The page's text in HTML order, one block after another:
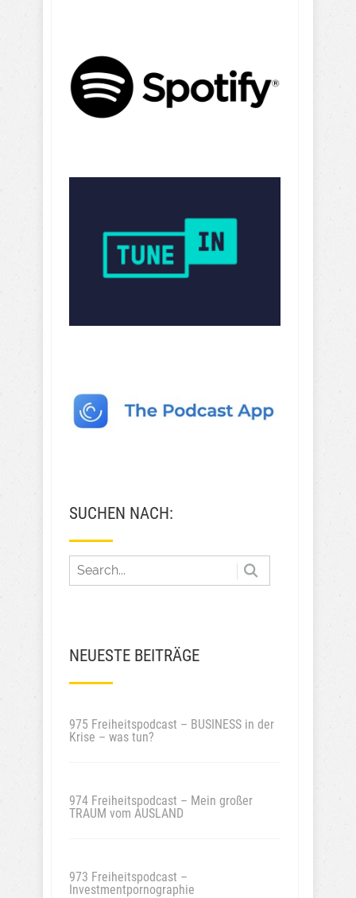
SUCHEN NACH:
NEUESTE BEITRÄGE
975 Freiheitspodcast – BUSINESS in der
Krise – was tun?
974 Freiheitspodcast – Mein großer
TRAUM vom AUSLAND
973 Freiheitspodcast –
Investmentpornographie